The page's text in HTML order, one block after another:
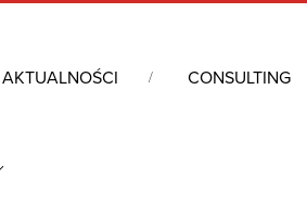
AKTUALNOŚCI CONSULTING